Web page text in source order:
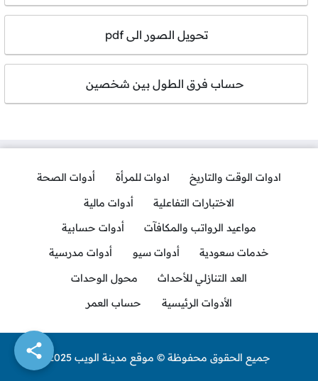
تحويل الصور الى pdf
حساب فرق الطول بين شخصين
ادوات الوقت والتاريخ ادوات للمرأة
أدوات الصحة
الاختبارات التفاعلية
أدوات مالية
مواعيد الرواتب والمكافآت
أدوات حسابية
خدمات سعودية
أدوات سيو
أدوات مدرسية
العد التنازلي للأحداث
محول الوحدات
الأدوات الرئيسية
حساب العمر
جميع الحقوق محفوظة © موقع مدينة الويب 2025